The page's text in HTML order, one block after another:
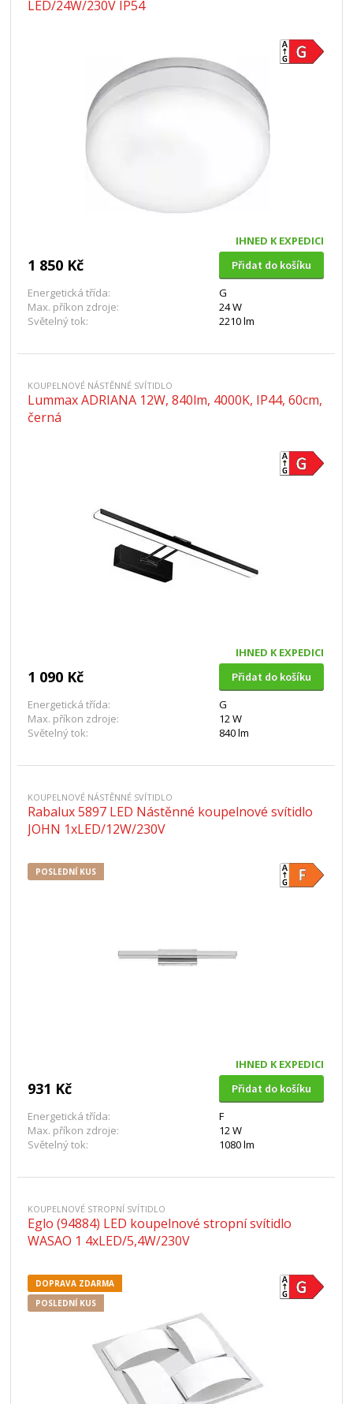
LED/24W/230V IP54
IHNED K EXPEDICI
1 850 Kč
Přidat do košíku
Energetická třída:
G
Max. příkon zdroje:
24 W
Světelný tok:
2210 lm
KOUPELNOVÉ NÁSTĚNNÉ SVÍTIDLO
Lummax ADRIANA 12W, 840lm, 4000K, IP44, 60cm,
černá
IHNED K EXPEDICI
1 090 Kč
Přidat do košíku
Energetická třída:
G
Max. příkon zdroje:
12 W
Světelný tok:
840 lm
KOUPELNOVÉ NÁSTĚNNÉ SVÍTIDLO
Rabalux 5897 LED Nástěnné koupelnové svítidlo
JOHN 1xLED/12W/230V
POSLEDNÍ KUS
IHNED K EXPEDICI
931 Kč
Přidat do košíku
Energetická třída:
F
Max. příkon zdroje:
12 W
Světelný tok:
1080 lm
KOUPELNOVÉ STROPNÍ SVÍTIDLO
Eglo (94884) LED koupelnové stropní svítidlo
WASAO 1 4xLED/5,4W/230V
DOPRAVA ZDARMA
POSLEDNÍ KUS